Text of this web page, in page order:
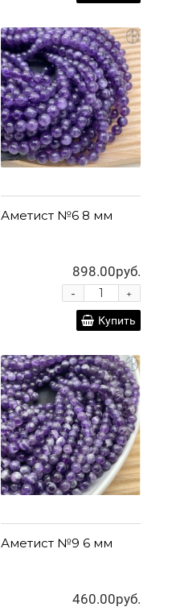
Аметист №6 8 мм
898.00руб.
+
-
Купить
Аметист №9 6 мм
460.00руб.